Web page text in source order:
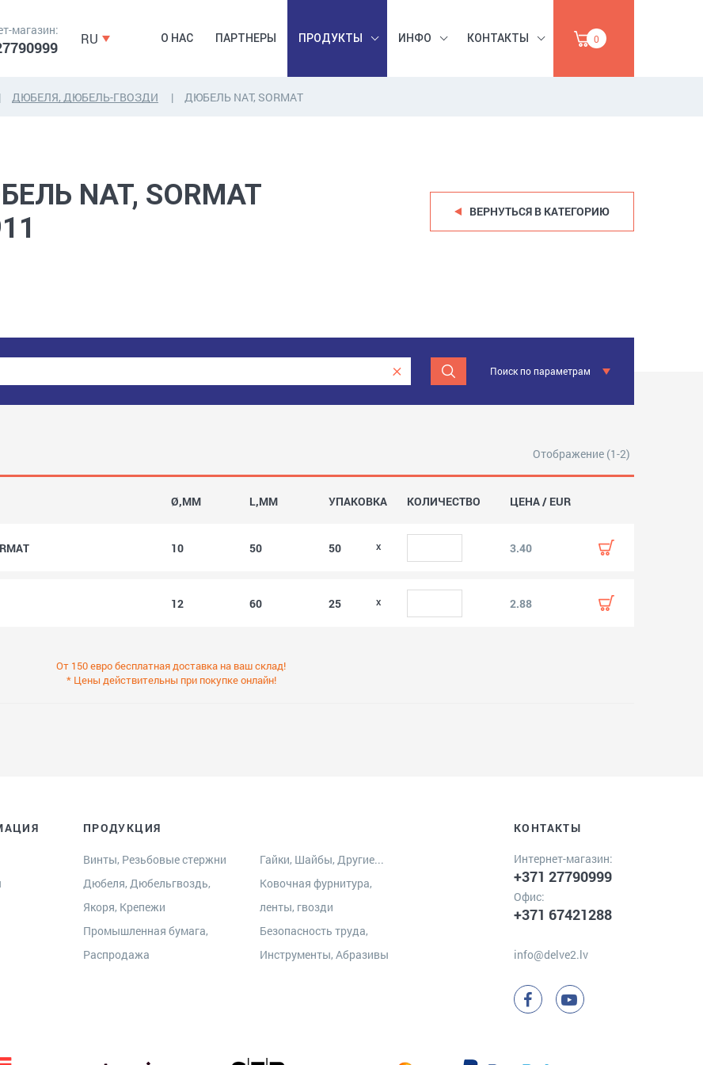
магазин: RU О НАС ПАРТНЕРЫ ПРОДУКТЫ ИНФО КОНТАКТЫ 0
ДЮБЕЛЯ, ДЮБЕЛЬ-ГВОЗДИ ДЮБЕЛЬ NAT, SORMAT
NAT, SORMAT
ВЕРНУТЬСЯ В КАТЕГОРИЮ
Поиск по параметрам
Отображение (1-2)
Ø,MM L,MM УПАКОВКА КОЛИЧЕСТВО ЦЕНА / EUR
10 50 50 3.40
12 60 25 2.88
От 150 евро бесплатная доставка на ваш склад!
* Цены действительны при покупке онлайн!
ПРОДУКЦИЯ
Винты, Резьбовые стержни
Гайки, Шайбы, Другие...
Дюбеля, Дюбельгвоздь,
Якоря, Крепежи
Ковочная фурнитура,
ленты, гвозди
Промышленная бумага,
Распродажа
Безопасность труда,
Инструменты, Абразивы
КОНТАКТЫ
Интернет-магазин:
+371 27790999
Офис:
+371 67421288
info@delve2.lv